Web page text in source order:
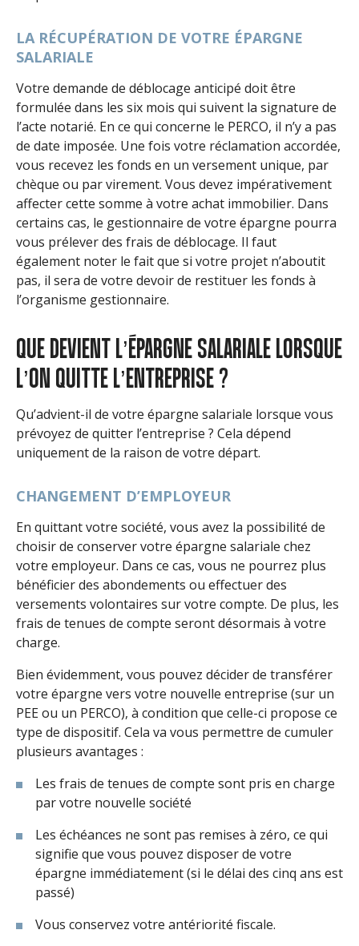
LA RÉCUPÉRATION DE VOTRE ÉPARGNE
SALARIALE
Votre demande de déblocage anticipé doit être
formulée dans les six mois qui suivent la signature de
l’acte notarié. En ce qui concerne le PERCO, il n’y a pas
de date imposée. Une fois votre réclamation accordée,
vous recevez les fonds en un versement unique, par
chèque ou par virement. Vous devez impérativement
affecter cette somme à votre achat immobilier. Dans
certains cas, le gestionnaire de votre épargne pourra
vous prélever des frais de déblocage. Il faut
également noter le fait que si votre projet n’aboutit
pas, il sera de votre devoir de restituer les fonds à
l’organisme gestionnaire.
QUE DEVIENT L’ÉPARGNE SALARIALE LORSQUE
L’ON QUITTE L’ENTREPRISE ?
Qu’advient-il de votre épargne salariale lorsque vous
prévoyez de quitter l’entreprise ? Cela dépend
uniquement de la raison de votre départ.
CHANGEMENT D’EMPLOYEUR
En quittant votre société, vous avez la possibilité de
choisir de conserver votre épargne salariale chez
votre employeur. Dans ce cas, vous ne pourrez plus
bénéficier des abondements ou effectuer des
versements volontaires sur votre compte. De plus, les
frais de tenues de compte seront désormais à votre
charge.
Bien évidemment, vous pouvez décider de transférer
votre épargne vers votre nouvelle entreprise (sur un
PEE ou un PERCO), à condition que celle-ci propose ce
type de dispositif. Cela va vous permettre de cumuler
plusieurs avantages :
Les frais de tenues de compte sont pris en charge
par votre nouvelle société
Les échéances ne sont pas remises à zéro, ce qui
signifie que vous pouvez disposer de votre
épargne immédiatement (si le délai des cinq ans est
passé)
Vous conservez votre antériorité fiscale.